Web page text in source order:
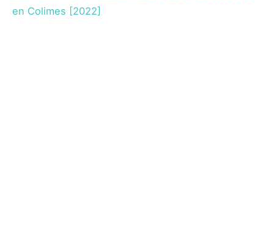
en Colimes [2022]